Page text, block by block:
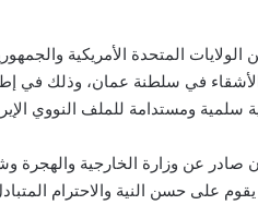
المتحدة الأمريكية
في سلطنة عمان، وذلك في
سلمية ومستدامة للملف النووي
عن وزارة الخارجية والهجرة
على حسن النية والاحترام